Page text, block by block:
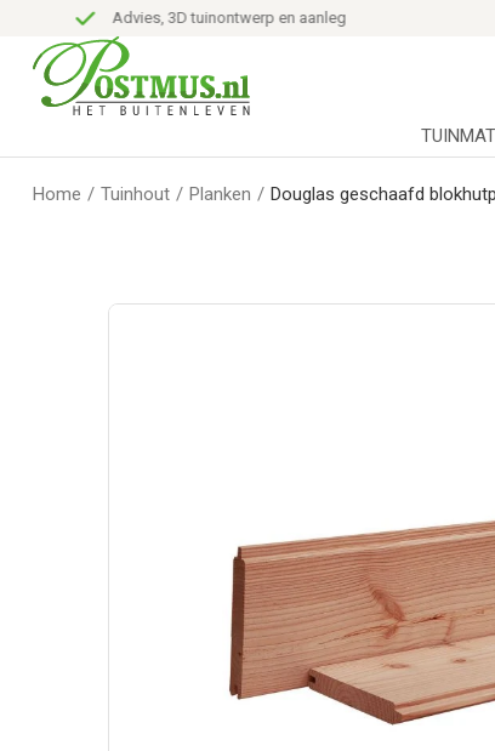
Advies, 3D tuinontwerp en aanleg
Home / Tuinhout / Planken / Douglas geschaafd